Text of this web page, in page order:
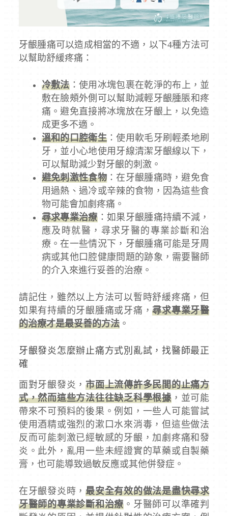
牙齦腫痛可以造成相當的不適，以下4種方法可
以幫助舒緩疼痛：
冷敷法：使用冰塊包裹在乾淨的布上，並
敷在臉頰外側可以幫助減輕牙齦腫脹和疼
痛。避免直接將冰塊放在牙齦上，以免造
成更多不適。
溫和的口腔衛生 ：使用軟毛牙刷輕柔地刷
牙，並小心地使用牙線清潔牙齦線以下，
可以幫助減少對牙齦的刺激。
避免刺激性食物 ：在牙齦腫痛時，避免食
用過熱、過冷或辛辣的食物，因為這些食
物可能會加劇疼痛。
尋求專業治療：如果牙齦腫痛持續不減，
應及時就醫，尋求牙醫的專業診斷和治
療。在一些情況下，牙齦腫痛可能是牙周
病或其他口腔健康問題的跡象，需要醫師
的介入來進行妥善的治療。
請記住，雖然以上方法可以暫時舒緩疼痛，但
如果有持續的牙齦腫痛或牙痛，尋求專業牙醫
的治療才是最妥善的方法。
牙齦發炎怎麼辦止痛方式別亂試，找醫師最正
確
面對牙齦發炎，市面上流傳許多民間的止痛方
式，然而這些方法往往缺乏科學根據，並可能
帶來不可預料的後果。例如，一些人可能嘗試
使用酒精或強烈的漱口水來消毒，但這些做法
反而可能刺激已經敏感的牙齦，加劇疼痛和發
炎。此外，亂用一些未經證實的草藥或自製藥
膏，也可能導致過敏反應或其他併發症。
在牙齦發炎時，最安全有效的做法是盡快尋求
牙醫師的專業診斷和治療 。牙醫師可以準確判